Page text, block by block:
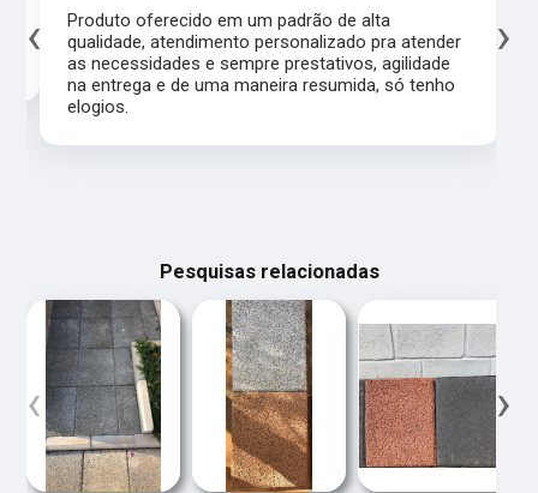
Produto oferecido em um padrão de alta
qualidade, atendimento personalizado pra atender
as necessidades e sempre prestativos, agilidade
na entrega e de uma maneira resumida, só tenho
elogios.
‹ ›
Pesquisas relacionadas
‹ ›